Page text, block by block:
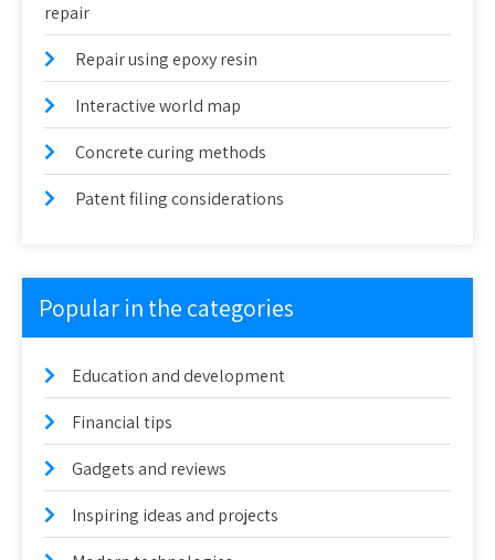
repair
Repair using epoxy resin
Interactive world map
Concrete curing methods
Patent filing considerations
Popular in the categories
Education and development
Financial tips
Gadgets and reviews
Inspiring ideas and projects